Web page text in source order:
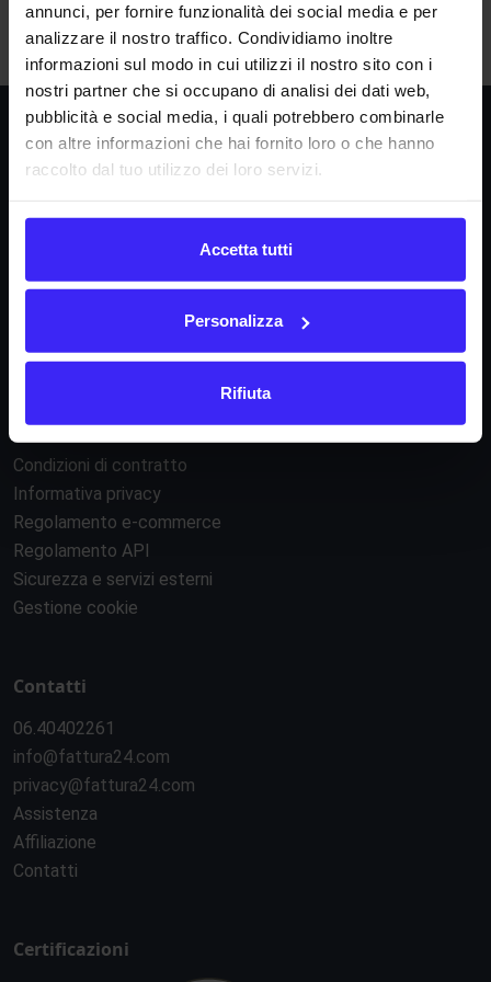
annunci, per fornire funzionalità dei social media e per
analizzare il nostro traffico. Condividiamo inoltre
informazioni sul modo in cui utilizzi il nostro sito con i
nostri partner che si occupano di analisi dei dati web,
pubblicità e social media, i quali potrebbero combinarle
con altre informazioni che hai fornito loro o che hanno
raccolto dal tuo utilizzo dei loro servizi.
Accetta tutti
Personalizza
Rifiuta
N
O P Q R S T U V W X Y Z
Società
La nostra missione
Fattura24 srl
Via B. Croce 19, Roma (Italia)
P.IVA IT11359591002
Informazioni
Condizioni di contratto
Informativa privacy
Regolamento e-commerce
Regolamento API
Sicurezza e servizi esterni
Gestione cookie
Contatti
06.40402261
info@fattura24.com
privacy@fattura24.com
Assistenza
Affiliazione
Contatti
Certificazioni